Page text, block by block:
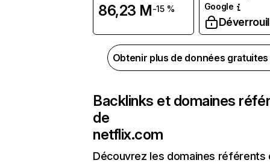
86,23 M-15 %
Google
Obtenir plus de données
Backlinks et domaines
de
netflix.com
Découvrez les domaines référents